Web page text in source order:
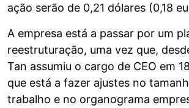
ação serão de 0,21 dólares (0,18
A empresa está a passar por um
reestruturação, uma vez que,
Tan assumiu o cargo de CEO em
que está a fazer ajustes no
trabalho e no organograma